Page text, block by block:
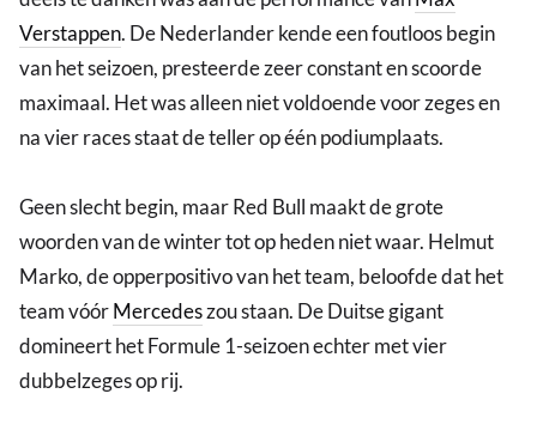
Verstappen. De Nederlander kende een foutloos begin
van het seizoen, presteerde zeer constant en scoorde
maximaal. Het was alleen niet voldoende voor zeges en
na vier races staat de teller op één podiumplaats.
Geen slecht begin, maar Red Bull maakt de grote
woorden van de winter tot op heden niet waar. Helmut
Marko, de opperpositivo van het team, beloofde dat het
team vóórMercedeszou staan. De Duitse gigant
domineert het Formule 1-seizoen echter met vier
dubbelzeges op rij.